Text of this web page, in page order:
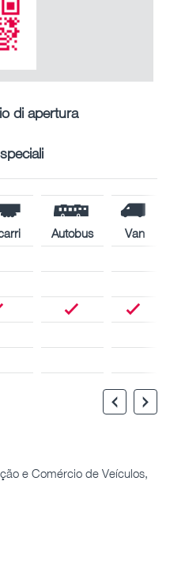
di apertura
Autobus
Van
e Comércio de Veículos,